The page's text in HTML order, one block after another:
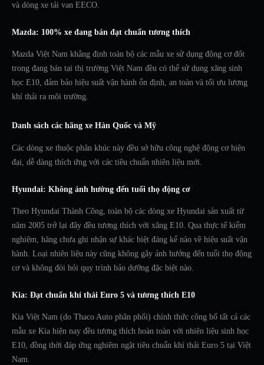
và dòng xe tải van EECO.
Mazda: 100% xe đang bán đạt chuẩn tương thích
Mazda Việt Nam khẳng định toàn bộ các mẫu xe sử dụng động cơ đốt
trong đang bán tại thị trường Việt Nam đều có thể sử dụng xăng sinh
học E10, đảm bảo hiệu suất vận hành ổn định, an toàn và tối ưu lượng
khí thải ra môi trường.
Danh sách các hãng xe Hàn Quốc và Mỹ
Các dòng xe thuộc phân khúc này đều sở hữu công nghệ động cơ hiện
đại, dễ dàng thích ứng với các tiêu chuẩn nhiên liệu mới.
Hyundai: Không ảnh hưởng đến tuổi thọ động cơ
Theo Hyundai Thành Công, toàn bộ các dòng xe Hyundai sản xuất từ
năm 2005 trở lại đây đều tương thích với xăng E10. Qua thực tế kiểm
nghiệm, hãng chưa ghi nhận sự khác biệt đáng kể nào về hiệu suất vận
hành. Loại nhiên liệu này cũng không gây ảnh hưởng đến tuổi thọ động
cơ và không đòi hỏi quy trình bảo dưỡng đặc biệt nào.
Kia: Đạt chuẩn khí thải Euro 5 và tương thích E10
Kia Việt Nam (do Thaco Auto phân phối) chính thức công bố tất cả các
mẫu xe Kia hiện nay đều tương thích hoàn toàn với nhiên liệu sinh học
E10, đồng thời đáp ứng nghiêm ngặt tiêu chuẩn khí thải Euro 5 tại Việt
Nam.